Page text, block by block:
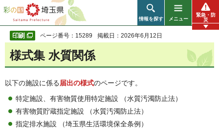
彩の国 埼玉県
情報を探す メニュー
緊急・防
災
ページ番号：15289 掲載日：2026年6月12日
様式集 水質関係
以下の施設に係る届出の様式のページです。
特定施設、有害物質使用特定施設 （水質汚濁防止法）
有害物質貯蔵指定施設 （水質汚濁防止法）
指定排水施設 （埼玉県生活環境保全条例）